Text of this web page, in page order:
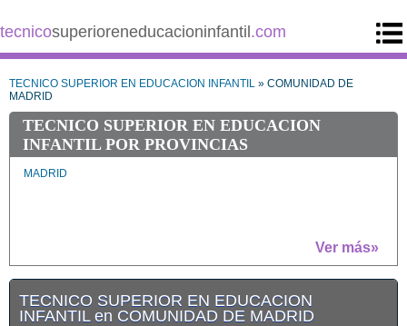
tecnicosuperioreneducacioninfantil .com
TECNICO SUPERIOR EN EDUCACION INFANTIL » COMUNIDAD DE
MADRID
TECNICO SUPERIOR EN EDUCACION
INFANTIL POR PROVINCIAS
MADRID
Ver más»
TECNICO SUPERIOR EN EDUCACION
INFANTIL en COMUNIDAD DE MADRID